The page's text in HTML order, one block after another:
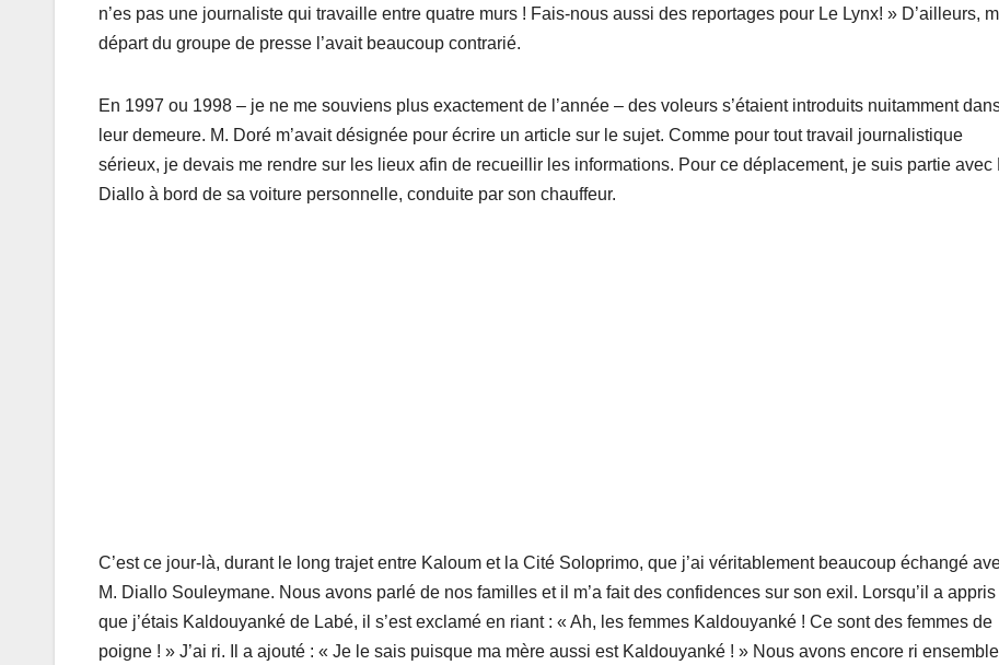
n’es pas une journaliste qui travaille entre quatre murs ! Fais-nous aussi des reportages pour Le Lynx! » D’ailleurs,
départ du groupe de presse l’avait beaucoup contrarié.
En 1997 ou 1998 – je ne me souviens plus exactement de l’année – des voleurs s’étaient introduits nuitamment
leur demeure. M. Doré m’avait désignée pour écrire un article sur le sujet. Comme pour tout travail journalistique
sérieux, je devais me rendre sur les lieux afin de recueillir les informations. Pour ce déplacement, je suis partie avec
Diallo à bord de sa voiture personnelle, conduite par son chauffeur.
C’est ce jour-là, durant le long trajet entre Kaloum et la Cité Soloprimo, que j’ai véritablement beaucoup échangé
M. Diallo Souleymane. Nous avons parlé de nos familles et il m’a fait des confidences sur son exil. Lorsqu’il a appris
que j’étais Kaldouyanké de Labé, il s’est exclamé en riant : « Ah, les femmes Kaldouyanké ! Ce sont des femmes de
poigne ! » J’ai ri. Il a ajouté : « Je le sais puisque ma mère aussi est Kaldouyanké ! » Nous avons encore ri